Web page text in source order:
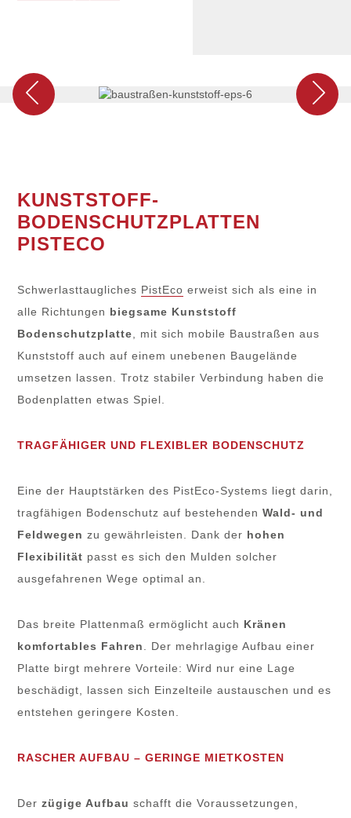
KUNSTSTOFF-
BODENSCHUTZPLATTEN
PISTECO
Schwerlasttaugliches PistEco erweist sich als eine in
alle Richtungen biegsame Kunststoff
Bodenschutzplatte , mit sich mobile Baustraßen aus
Kunststoff auch auf einem unebenen Baugelände
umsetzen lassen. Trotz stabiler Verbindung haben die
Bodenplatten etwas Spiel.
TRAGFÄHIGER UND FLEXIBLER BODENSCHUTZ
Eine der Hauptstärken des PistEco-Systems liegt darin,
tragfähigen Bodenschutz auf bestehendenWald- und
Feldwegen zu gewährleisten. Dank der hohen
Flexibilität passt es sich den Mulden solcher
ausgefahrenen Wege optimal an.
Das breite Plattenmaß ermöglicht auch Kränen
komfortables Fahren
. Der mehrlagige Aufbau einer
Platte birgt mehrere Vorteile: Wird nur eine Lage
beschädigt, lassen sich Einzelteile austauschen und es
entstehen geringere Kosten.
RASCHER AUFBAU – GERINGE MIETKOSTEN
Derzügige Aufbau schafft die Voraussetzungen,